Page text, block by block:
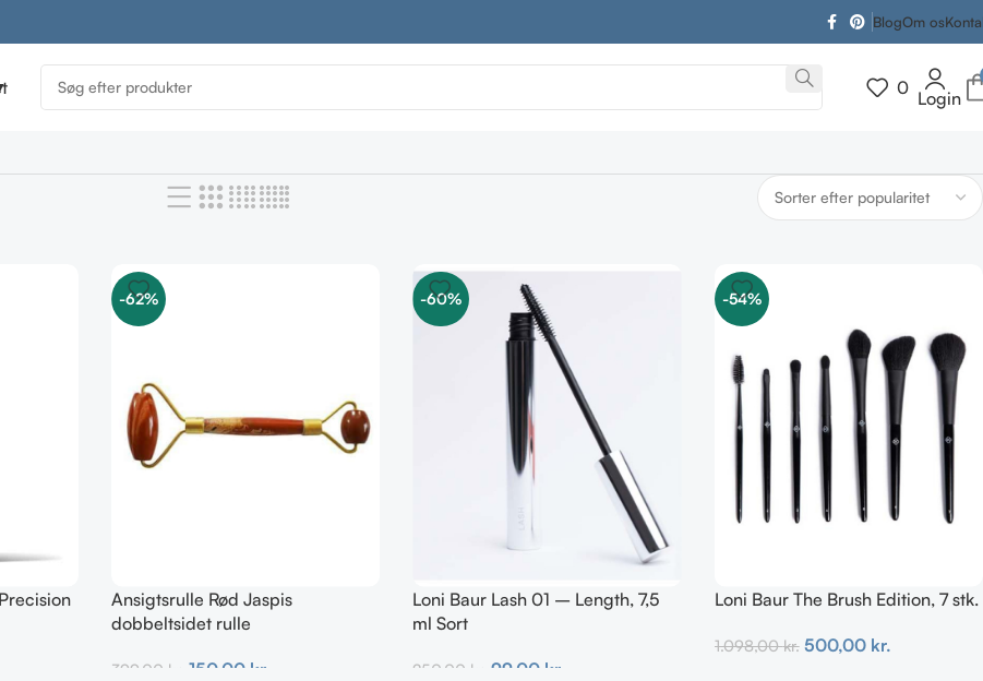
BlogOm os
0 Login
-62%
Ansigtsrulle Rød Jaspis
dobbeltsidet rulle
399,00 kr. 150,00 kr.
-60%
Loni Baur Lash 01 – Length, 7,5
ml Sort
250,00 kr. 99,00 kr.
-54%
Loni Baur The Brush Edition, 7 stk.
1.098,00kr. 500,00 kr.